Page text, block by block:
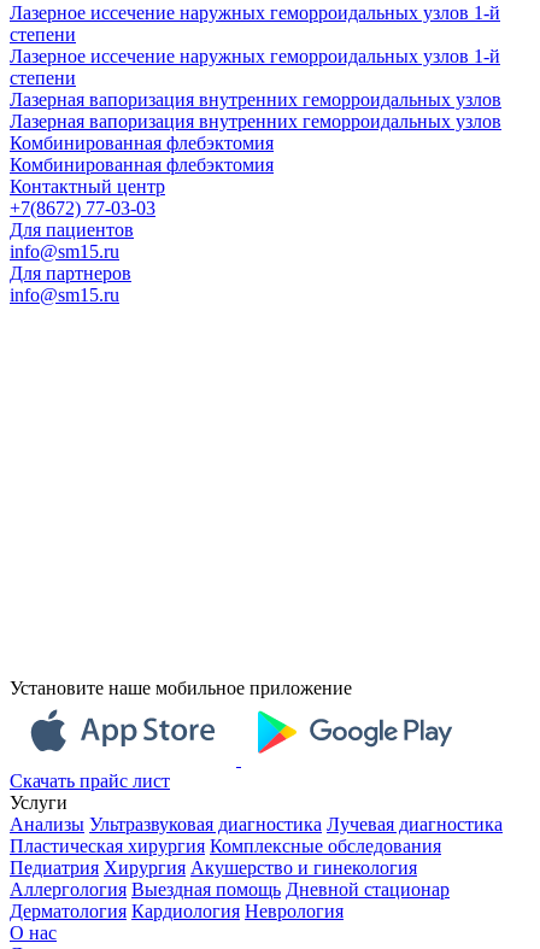
Лазерное иссечение наружных геморроидальных узлов 1-й
степени
Лазерное иссечение наружных геморроидальных узлов 1-й
степени
Лазерная вапоризация внутренних геморроидальных узлов
Лазерная вапоризация внутренних геморроидальных узлов
Комбинированная флебэктомия
Комбинированная флебэктомия
Контактный центр
+7(8672) 77-03-03
Для пациентов
info@sm15.ru
Для партнеров
info@sm15.ru
Установите наше мобильное приложение
Скачать прайс лист
Услуги
Анализы Ультразвуковая диагностика Лучевая диагностика
Пластическая хирургия Комплексные обследования
Педиатрия Хирургия Акушерство и гинекология
Аллергология Выездная помощь Дневной стационар
Дерматология Кардиология Неврология
О нас